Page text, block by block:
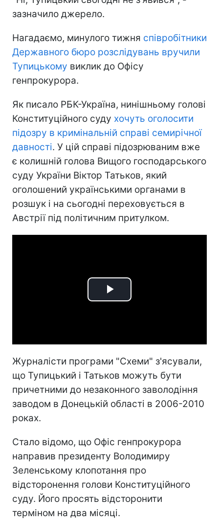
зазначило джерело.
Нагадаємо, минулого тижня співробітники
Державного бюро розслідувань вручили
Тупицькому виклик до Офісу
генпрокурора.
Як писало РБК-Україна, нинішньому голові
Конституційного суду хочуть оголосити
підозру в кримінальній справі семирічної
давності. У цій справі підозрюваним вже
є колишній голова Вищого господарського
суду України Віктор Татьков, який
оголошений українськими органами в
розшук і на сьогодні переховується в
Австрії під політичним притулком.
Play
Журналісти програми "Схеми" з'ясували,
що Тупицький і Татьков можуть бути
причетними до незаконного заволодіння
заводом в Донецькій області в 2006-2010
роках.
Стало відомо, що Офіс генпрокурора
направив президенту Володимиру
Зеленському клопотання про
відсторонення голови Конституційного
суду. Його просять відсторонити
терміном на два місяці.